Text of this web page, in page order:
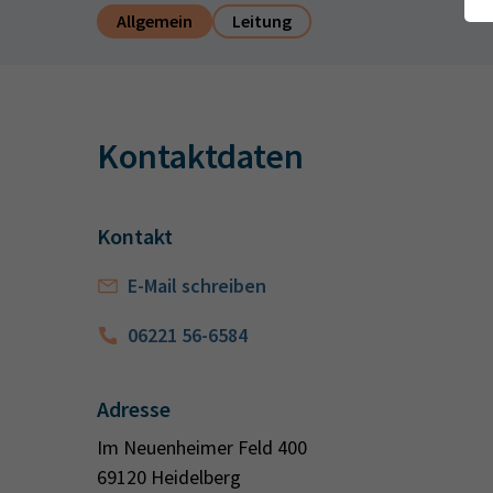
Allgemein Leitung
Kontaktdaten
Kontakt
E-Mail schreiben
06221 56-6584
Adresse
Im Neuenheimer Feld 400
69120 Heidelberg